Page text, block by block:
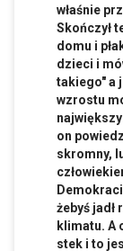
właśnie
Skończył
domu i
dzieci i
takiego" a
wzrostu
on
skromny,
żebyś jadł
klimatu. A
stek i to